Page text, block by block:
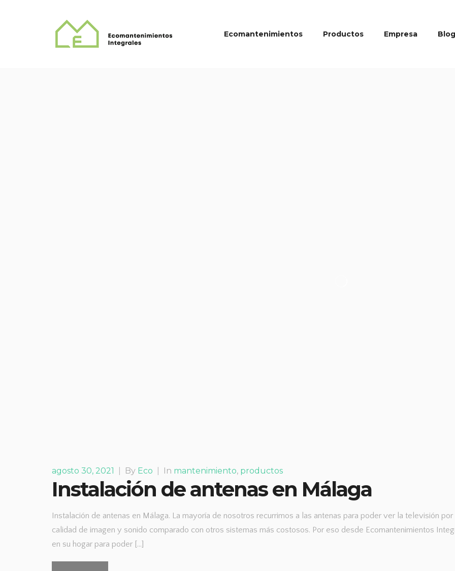
Ecomantenimientos Productos Empresa Blog
agosto 30, 2021 By Eco In mantenimiento, productos
Instalación de antenas en Málaga
Instalación de antenas en Málaga. La mayoría de nosotros recurrimos a las antenas para poder ver la televisión
calidad de imagen y sonido comparado con otros sistemas más costosos. Por eso desde Ecomantenimientos
en su hogar para poder […]